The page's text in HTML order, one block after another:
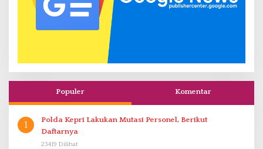
Populer Komentar
1
Polda Kepri Lakukan Mutasi Personel, Berikut
Daftarnya
23419 Dilihat